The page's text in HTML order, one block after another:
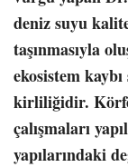
deniz suyu
taşınmasıyla
ekosistem
kirliliğidir.
çalışmaları
yapılarındaki